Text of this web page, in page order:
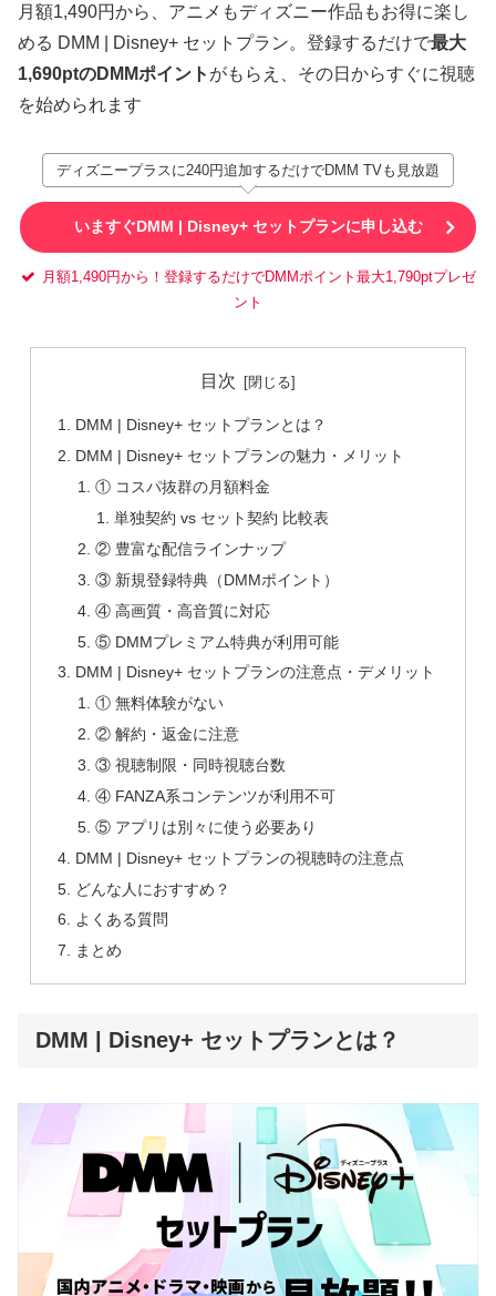
月額1,490円から、アニメもディズニー作品もお得に楽し
める DMM | Disney+ セットプラン。登録するだけで最大
1,690ptのDMMポイント がもらえ、その日からすぐに視聴
を始められます
ディズニープラスに240円追加するだけでDMM TVも見放題
いますぐDMM | Disney+ セットプランに申し込む
月額1,490円から！登録するだけでDMMポイント最大1,790ptプレゼ
ント
目次
DMM | Disney+ セットプランとは？
DMM | Disney+ セットプランの魅力・メリット
① コスパ抜群の月額料金
単独契約 vs セット契約 比較表
② 豊富な配信ラインナップ
③ 新規登録特典（DMMポイント）
④ 高画質・高音質に対応
⑤ DMMプレミアム特典が利用可能
DMM | Disney+ セットプランの注意点・デメリット
① 無料体験がない
② 解約・返金に注意
③ 視聴制限・同時視聴台数
④ FANZA系コンテンツが利用不可
⑤ アプリは別々に使う必要あり
DMM | Disney+ セットプランの視聴時の注意点
どんな人におすすめ？
よくある質問
まとめ
DMM | Disney+ セットプランとは？